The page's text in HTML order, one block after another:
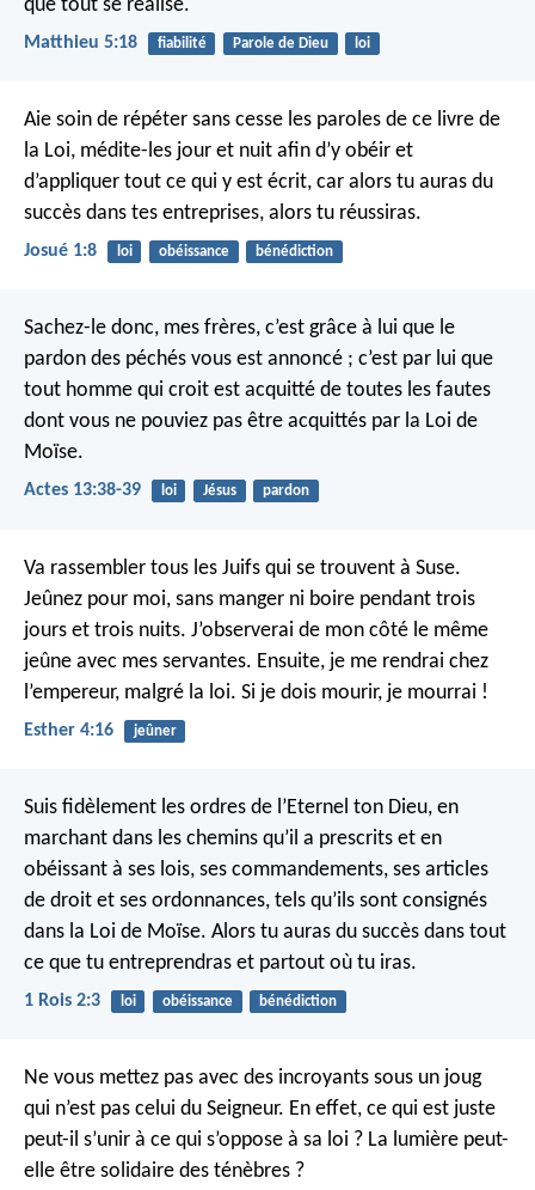
que tout se réalise.
Matthieu 5:18 fiabilité Parole de Dieu loi
Aie soin de répéter sans cesse les paroles de ce livre de
la Loi, médite-les jour et nuit afin d’y obéir et
d’appliquer tout ce qui y est écrit, car alors tu auras du
succès dans tes entreprises, alors tu réussiras.
Josué 1:8 loi obéissance bénédiction
Sachez-le donc, mes frères, c’est grâce à lui que le
pardon des péchés vous est annoncé ; c’est par lui que
tout homme qui croit est acquitté de toutes les fautes
dont vous ne pouviez pas être acquittés par la Loi de
Moïse.
Actes 13:38-39 loi Jésus pardon
Va rassembler tous les Juifs qui se trouvent à Suse.
Jeûnez pour moi, sans manger ni boire pendant trois
jours et trois nuits. J’observerai de mon côté le même
jeûne avec mes servantes. Ensuite, je me rendrai chez
l’empereur, malgré la loi. Si je dois mourir, je mourrai !
Esther 4:16 jeûner
Suis fidèlement les ordres de l’Eternel ton Dieu, en
marchant dans les chemins qu’il a prescrits et en
obéissant à ses lois, ses commandements, ses articles
de droit et ses ordonnances, tels qu’ils sont consignés
dans la Loi de Moïse. Alors tu auras du succès dans tout
ce que tu entreprendras et partout où tu iras.
1 Rois 2:3 loi obéissance bénédiction
Ne vous mettez pas avec des incroyants sous un joug
qui n’est pas celui du Seigneur. En effet, ce qui est juste
peut-il s’unir à ce qui s’oppose à sa loi ? La lumière peut-
elle être solidaire des ténèbres ?